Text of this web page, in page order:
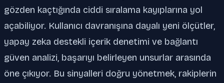
gözden kaçtığında ciddi sıralama kayıplarına yol
açabiliyor. Kullanıcı davranışına dayalı yeni ölçütler,
yapay zeka destekli içerik denetimi ve bağlantı
güven analizi, başarıyı belirleyen unsurlar arasında
öne çıkıyor. Bu sinyalleri doğru yönetmek, rakiplerin